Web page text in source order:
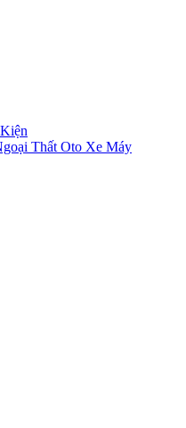
Thất Oto Xe Máy